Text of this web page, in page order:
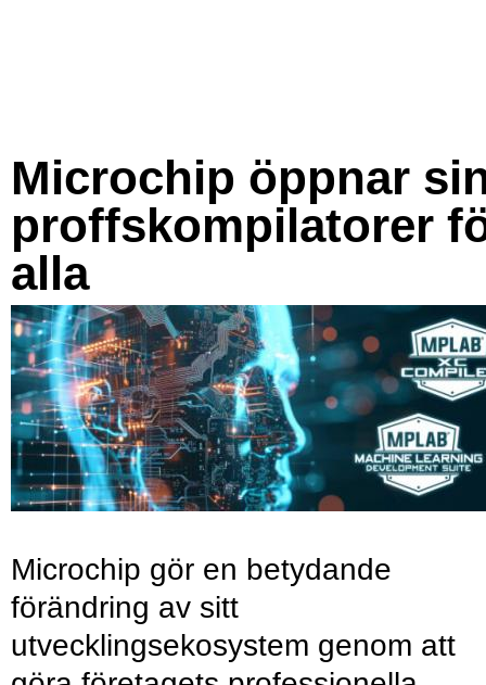
Microchip öppnar
proffskompilatorer
alla
Microchip gör en betydande
förändring av sitt
utvecklingsekosystem genom att